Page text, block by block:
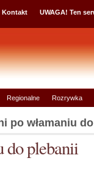
Kontakt UWAGA! Ten
Regionalne Rozrywka
po włamaniu
do plebanii